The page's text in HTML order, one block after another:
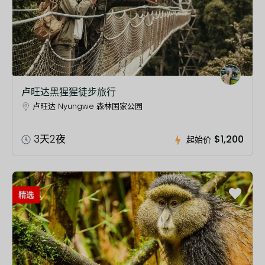
卢旺达黑猩猩徒步旅行
卢旺达 Nyungwe 森林国家公园
3天2夜 起始价 $1,200
精选